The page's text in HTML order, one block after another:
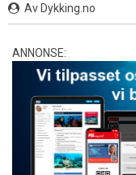
Av Dykking.no
ANNONSE: